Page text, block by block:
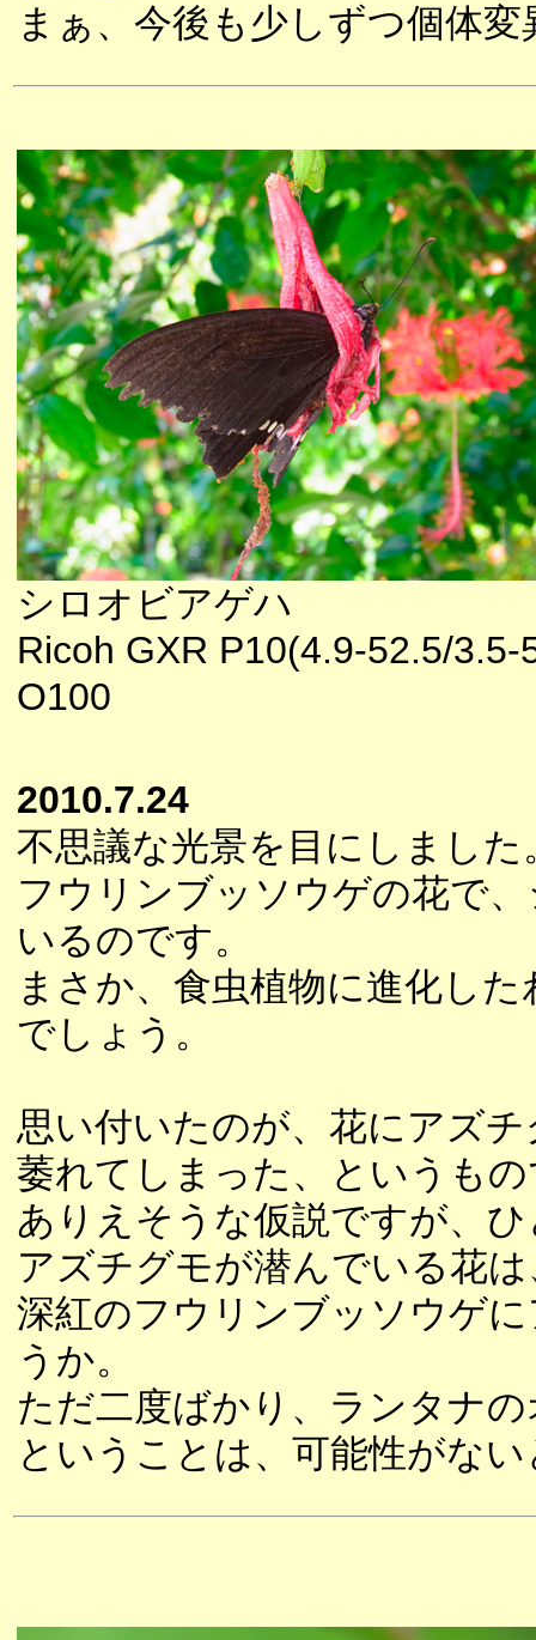
まぁ、今後も少しずつ個体
シロオビアゲハ
Ricoh GXR P10(4.9-52.5/
O100
2010.7.24
不思議な光景を目にしました
フウリンブッソウゲの花で
いるのです。
まさか、食虫植物に進化し
でしょう。
思い付いたのが、花にアズ
萎れてしまった、というも
ありえそうな仮説ですが、
アズチグモが潜んでいる花
深紅のフウリンブッソウゲ
うか。
ただ二度ばかり、ランタナ
ということは、可能性がな